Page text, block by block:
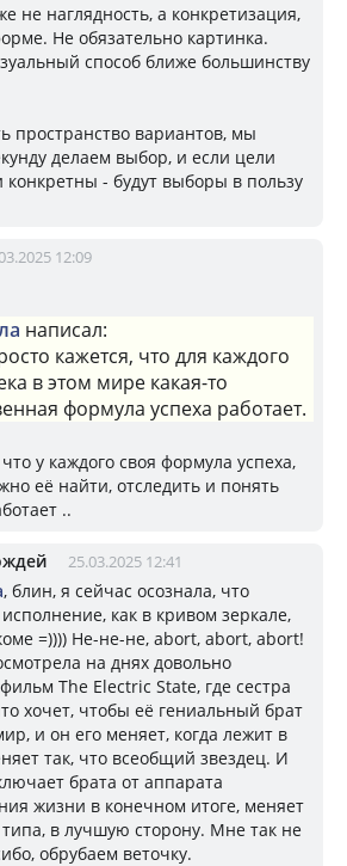
не наглядность, а конкретизация,
Не обязательно картинка.
способ ближе большинству
пространство вариантов, мы
делаем выбор, и если цели
конкретны - будут выборы в пользу
12:09
написал:
кажется, что для каждого
в этом мире какая-то
формула успеха работает.
у каждого своя формула успеха,
её найти, отследить и понять
..
25.03.2025 12:41
, блин, я сейчас осознала, что
как в кривом зеркале,
=)))) Не-не-не, abort, abort, abort!
на днях довольно
The Electric State, где сестра
хочет, чтобы её гениальный брат
и он его меняет, когда лежит в
так, что всеобщий звездец. И
брата от аппарата
жизни в конечном итоге, меняет
в лучшую сторону. Мне так не
обрубаем веточку.